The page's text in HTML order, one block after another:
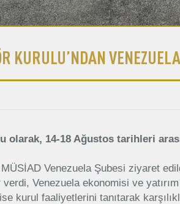
KURULU’NDAN
olarak, 14-18 Ağustos tarihleri
Venezuela Şubesi ziyaret
Venezuela ekonomisi ve
kurul faaliyetlerini tanıtarak